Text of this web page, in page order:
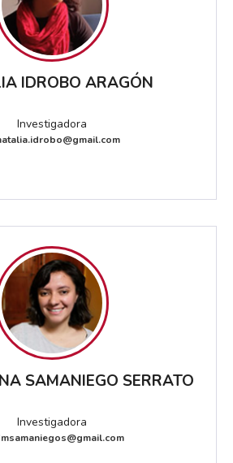
IDROBO ARAGÓN
Investigadora
SAMANIEGO SERRATO
Investigadora